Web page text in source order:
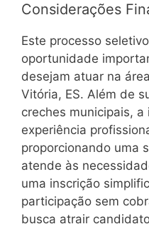
Considerações
Este processo
oportunidade
desejam atuar na
Vitória, ES. Além de
creches municipais,
experiência
proporcionando uma
atende às
uma inscrição
participação sem
busca atrair